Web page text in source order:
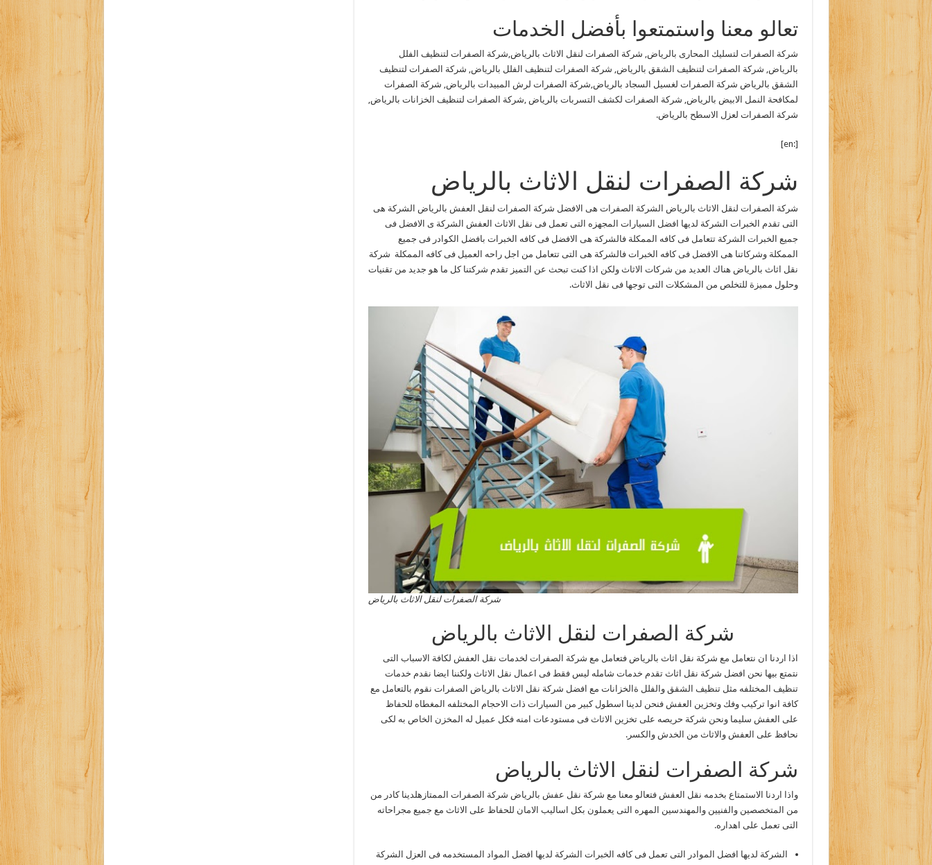
تعالو معنا واستمتعوا بأفضل الخدمات
شركة الصفرات لتسليك المحارى بالرياض, شركة الصفرات لنقل الاثاث بالرياض,شركة الصفرات لتنظيف الفلل
بالرياض, شركة الصفرات لتنظيف الشقق بالرياض, شركة الصفرات لتنظيف الفلل بالرياض, شركة الصفرات لتنظيف
الشقق بالرياض شركة الصفرات لغسيل السجاد بالرياض,شركة الصفرات لرش المبيدات بالرياض, شركة الصفرات
لمكافحة النمل الابيض بالرياض, شركة الصفرات لكشف التسربات بالرياض ,شركة الصفرات لتنظيف الخزانات بالرياض,
شركة الصفرات لعزل الاسطح بالرياض.
[:en]
شركة الصفرات لنقل الاثاث بالرياض
شركة الصفرات لنقل الاثاث بالرياض الشركة الصفرات هى الافضل شركة الصفرات لنقل العفش بالرياض الشركة هى
التى تقدم الخبرات الشركة لديها افضل السيارات المجهزه التى تعمل فى نقل الاثاث العفش الشركة ى الافضل فى
جميع الخبرات الشركة تتعامل فى كافه الممكلة فالشركة هى الافضل فى كافه الخبرات بافضل الكوادر فى جميع
الممكلة وشركاتنا هى الافضل فى كافه الخبرات فالشركة هى التى تتعامل من اجل راحه العميل فى كافه الممكلة شركة
نقل اثاث بالرياض هناك العديد من شركات الاثاث ولكن اذا كنت تبحث عن التميز تقدم شركتنا كل ما هو جديد من تقنيات
وحلول مميزة للتخلص من المشكلات التى توجها فى نقل الاثاث.
شركة الصفرات لنقل الاثاث بالرياض
شركة الصفرات لنقل الاثاث بالرياض
اذا اردنا ان نتعامل مع شركة نقل اثاث بالرياض فتعامل مع شركة الصفرات لخدمات نقل العفش لكافة الاسباب التى
نتمتع بيها نحن افضل شركة نقل اثاث تقدم خدمات شامله ليس فقط فى اعمال نقل الاثاث ولكننا ايضا نقدم خدمات
تنظيف المختلفه مثل تنظيف الشقق والفلل ةالخزانات مع افضل شركة نقل الاثاث بالرياض الصفرات نقوم بالتعامل مع
كافة انوا تركيب وفك وتخزين العفش فنحن لدينا اسطول كبير من السيارات ذات الاحجام المختلفه المغطاه للحفاظ
على العفش سليما ونحن شركة حريصه على تخزين الاثاث فى مستودعات امنه فكل عميل له المخزن الخاص به لكى
نحافظ على العفش والاثاث من الخدش والكسر.
شركة الصفرات لنقل الاثاث بالرياض
واذا اردنا الاستمتاع بخدمه نقل العفش فتعالو معنا مع شركة نقل عفش بالرياض شركة الصفرات الممتازهلدينا كادر من
من المتخصصين والفنيين والمهندسين المهره التى يعملون بكل اساليب الامان للحفاظ على الاثاث مع جميع مجراحاته
التى تعمل على اهداره.
الشركة لديها افضل الموادر التى تعمل فى كافه الخبرات الشركة لديها افضل المواد المستخدمه فى العزل الشركة